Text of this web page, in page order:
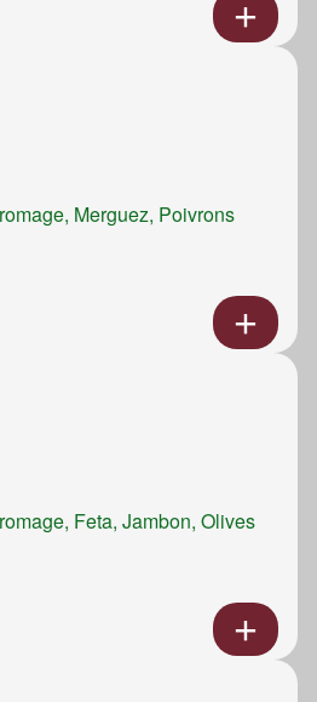
Merguez, Poivrons
Feta, Jambon, Olives